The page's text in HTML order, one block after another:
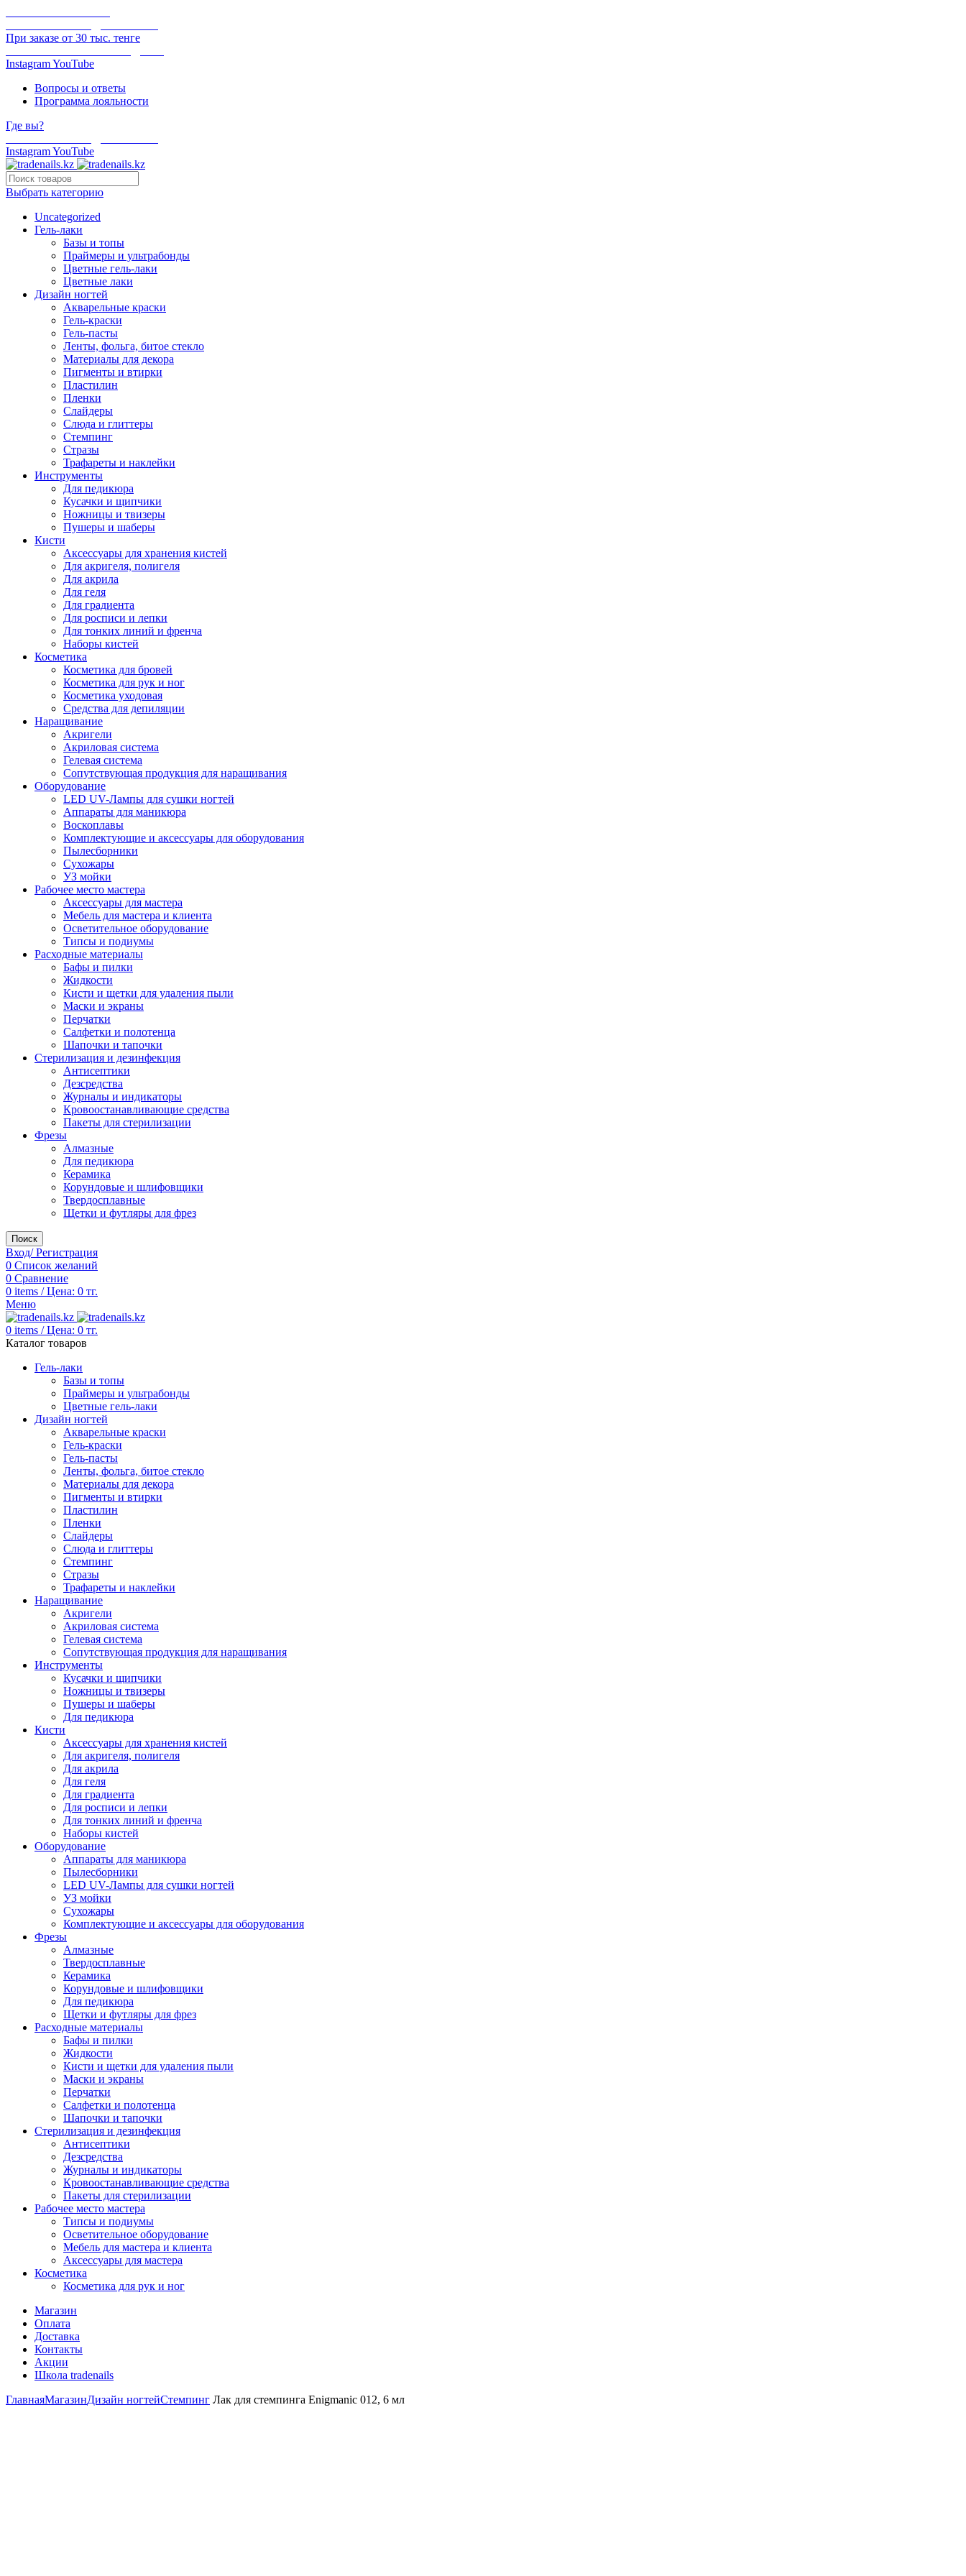
При заказе от 30 тыс. тенге
InstagramYouTube
Вопросы и ответы
Программа лояльности
Где вы?
InstagramYouTube
Выбрать категорию
Uncategorized
Гель-лаки
Базы и топы
Праймеры и ультрабонды
Цветные гель-лаки
Цветные лаки
Дизайн ногтей
Акварельные краски
Гель-краски
Гель-пасты
Ленты, фольга, битое стекло
Материалы для декора
Пигменты и втирки
Пластилин
Пленки
Слайдеры
Слюда и глиттеры
Стемпинг
Стразы
Трафареты и наклейки
Инструменты
Для педикюра
Кусачки и щипчики
Ножницы и твизеры
Пушеры и шаберы
Кисти
Аксессуары для хранения кистей
Для акригеля, полигеля
Для акрила
Для геля
Для градиента
Для росписи и лепки
Для тонких линий и френча
Наборы кистей
Косметика
Косметика для бровей
Косметика для рук и ног
Косметика уходовая
Средства для депиляции
Наращивание
Акригели
Акриловая система
Гелевая система
Сопутствующая продукция для наращивания
Оборудование
LED UV-Лампы для сушки ногтей
Аппараты для маникюра
Воскоплавы
Комплектующие и аксессуары для оборудования
Пылесборники
Сухожары
УЗ мойки
Рабочее место мастера
Аксессуары для мастера
Мебель для мастера и клиента
Осветительное оборудование
Типсы и подиумы
Расходные материалы
Бафы и пилки
Жидкости
Кисти и щетки для удаления пыли
Маски и экраны
Перчатки
Салфетки и полотенца
Шапочки и тапочки
Стерилизация и дезинфекция
Антисептики
Дезсредства
Журналы и индикаторы
Кровоостанавливающие средства
Пакеты для стерилизации
Фрезы
Алмазные
Для педикюра
Керамика
Корундовые и шлифовщики
Твердосплавные
Щетки и футляры для фрез
Поиск
Вход/ Регистрация
0 Список желаний
0 Сравнение
0 items / Цена: 0 тг.
Меню
0 items / Цена: 0 тг.
Каталог товаров
Гель-лаки
Базы и топы
Праймеры и ультрабонды
Цветные гель-лаки
Дизайн ногтей
Акварельные краски
Гель-краски
Гель-пасты
Ленты, фольга, битое стекло
Материалы для декора
Пигменты и втирки
Пластилин
Пленки
Слайдеры
Слюда и глиттеры
Стемпинг
Стразы
Трафареты и наклейки
Наращивание
Акригели
Акриловая система
Гелевая система
Сопутствующая продукция для наращивания
Инструменты
Кусачки и щипчики
Ножницы и твизеры
Пушеры и шаберы
Для педикюра
Кисти
Аксессуары для хранения кистей
Для акригеля, полигеля
Для акрила
Для геля
Для градиента
Для росписи и лепки
Для тонких линий и френча
Наборы кистей
Оборудование
Аппараты для маникюра
Пылесборники
LED UV-Лампы для сушки ногтей
УЗ мойки
Сухожары
Комплектующие и аксессуары для оборудования
Фрезы
Алмазные
Твердосплавные
Керамика
Корундовые и шлифовщики
Для педикюра
Щетки и футляры для фрез
Расходные материалы
Бафы и пилки
Жидкости
Кисти и щетки для удаления пыли
Маски и экраны
Перчатки
Салфетки и полотенца
Шапочки и тапочки
Стерилизация и дезинфекция
Антисептики
Дезсредства
Журналы и индикаторы
Кровоостанавливающие средства
Пакеты для стерилизации
Рабочее место мастера
Типсы и подиумы
Осветительное оборудование
Мебель для мастера и клиента
Аксессуары для мастера
Косметика
Косметика для рук и ног
Магазин
Оплата
Доставка
Контакты
Акции
Школа tradenails
ГлавнаяМагазинДизайн ногтейСтемпинг Лак для стемпинга Enigmanic 012, 6 мл